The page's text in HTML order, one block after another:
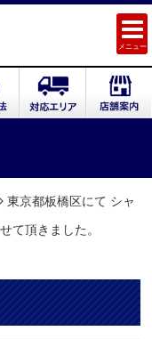
メニュー
東京都板橋区にて シャ
て頂きました。